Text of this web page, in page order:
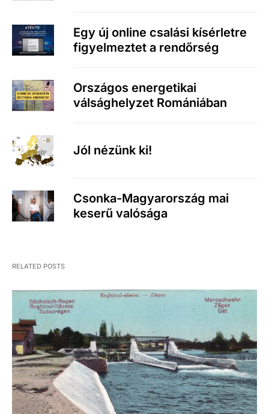
Egy új online csalási kísérletre
figyelmeztet a rendőrség
Országos energetikai
válsághelyzet Romániában
Jól nézünk ki!
Csonka-Magyarország mai
keserű valósága
RELATED POSTS